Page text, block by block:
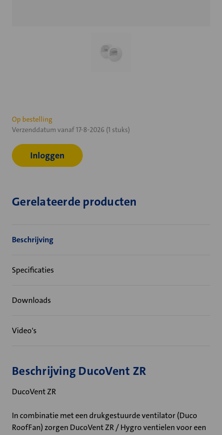
Huidige
voorraad:
Op bestelling
Verzenddatum vanaf 17-8-2026 (1 stuks)
Inloggen
Gerelateerde producten
Beschrijving
Specificaties
Downloads
Video's
Beschrijving DucoVent ZR
DucoVent ZR
In combinatie met een drukgestuurde ventilator (Duco
RoofFan) zorgen DucoVent ZR / Hygro ventielen voor een